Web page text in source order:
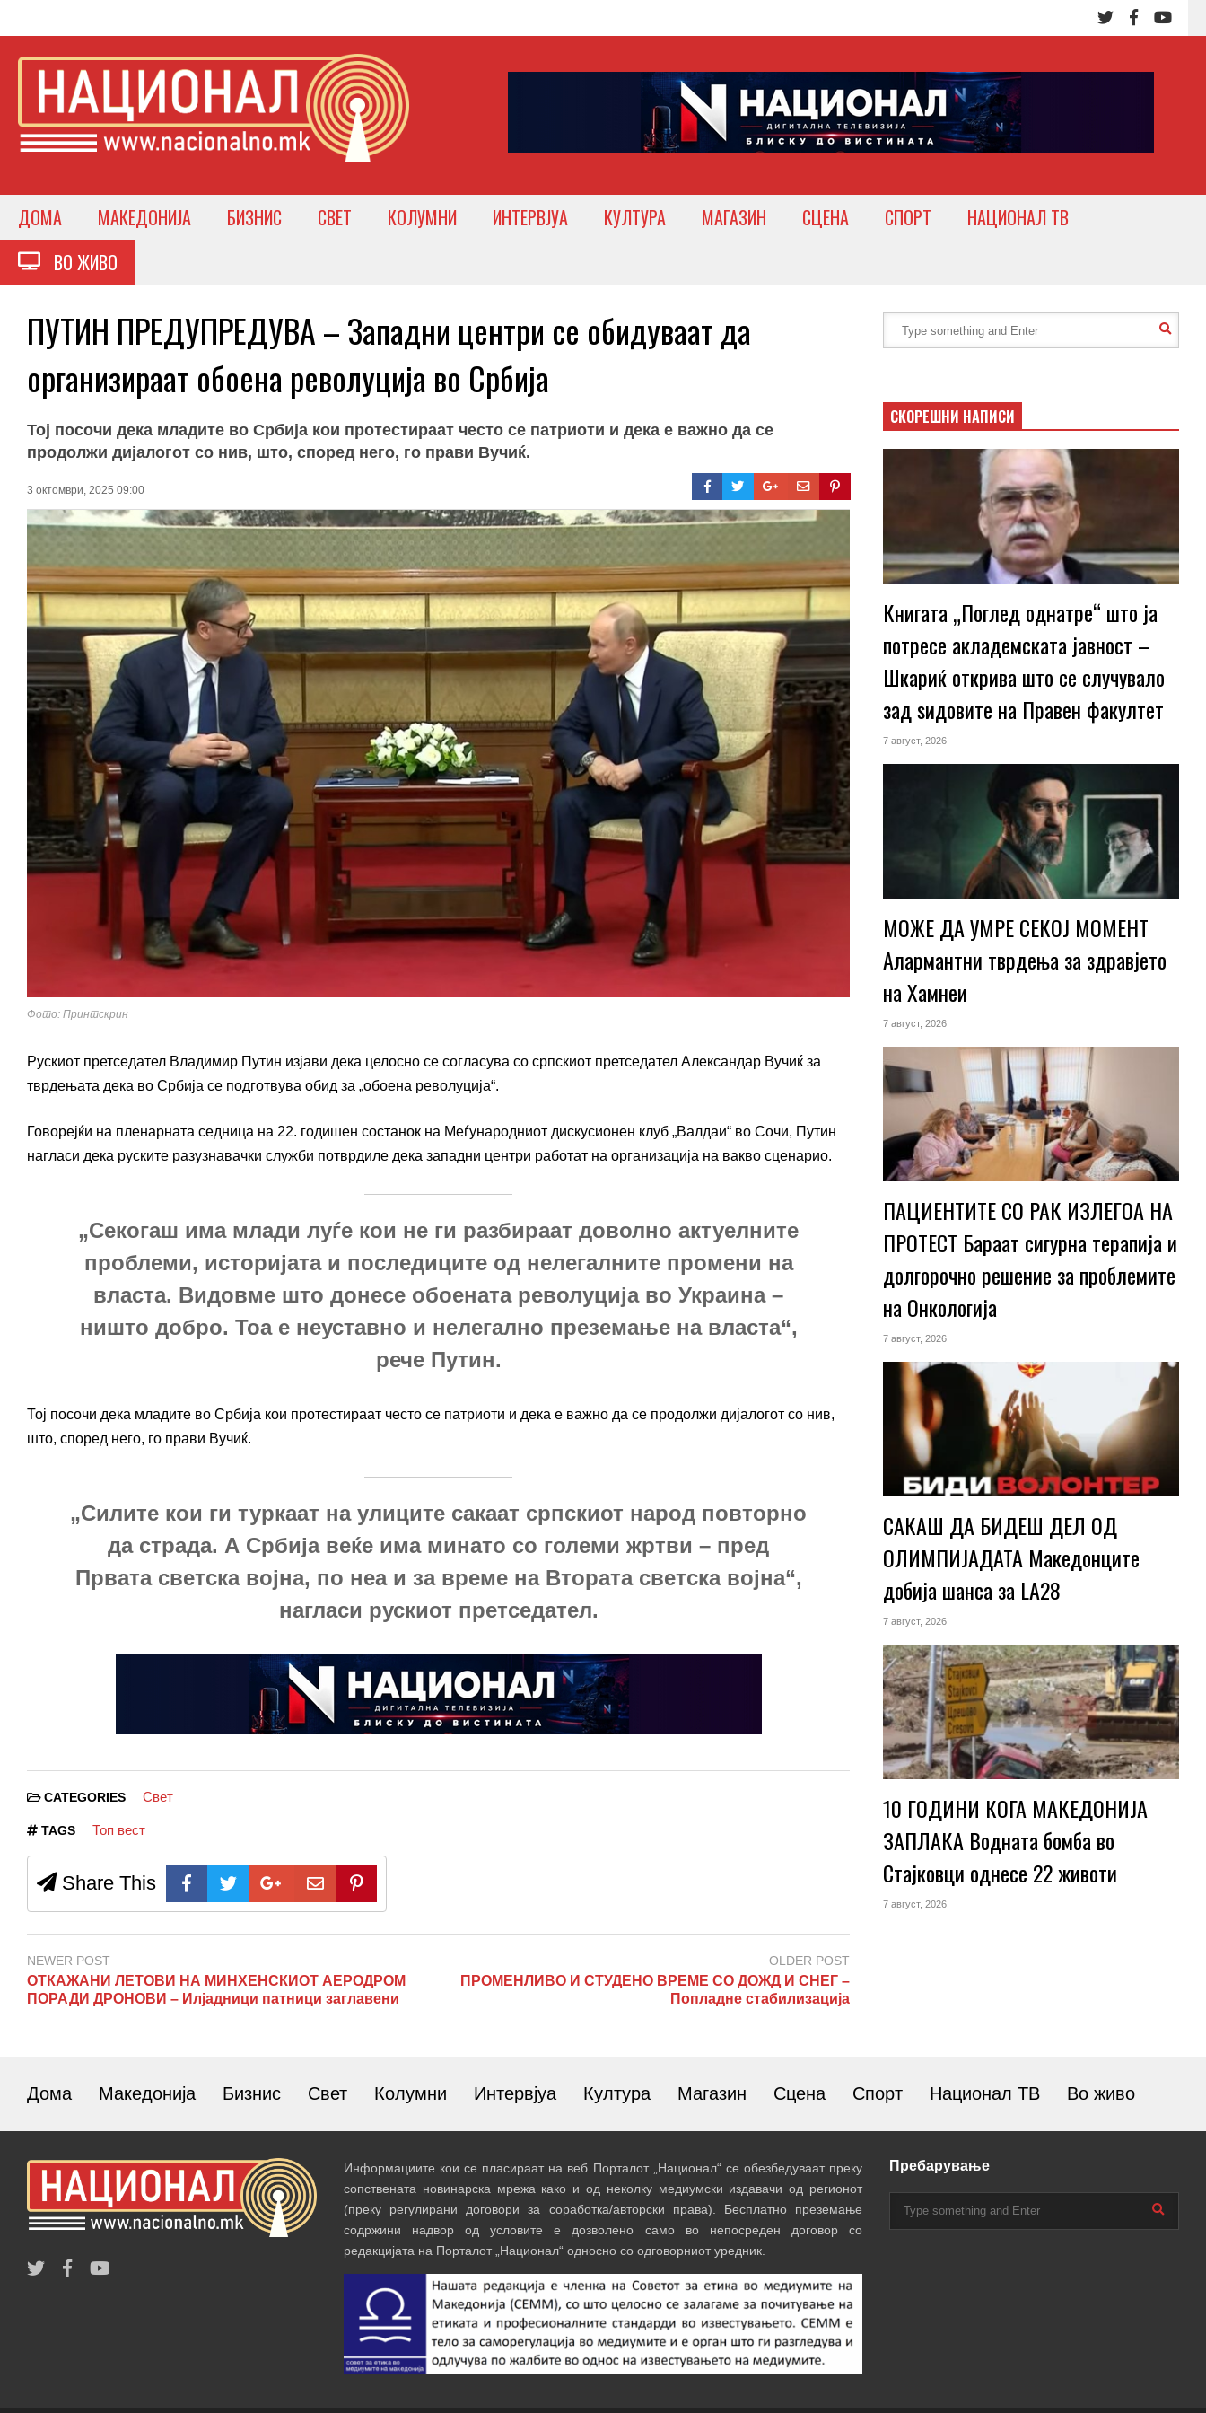
ДОМА МАКЕДОНИЈА БИЗНИС СВЕТ КОЛУМНИ ИНТЕРВЈУА КУЛТУРА МАГАЗИН СЦЕНА СПОРТ
НАЦИОНАЛ ТВ
ВО ЖИВО
ПУТИН ПРЕДУПРЕДУВА – Западни центри се обидуваат да
организираат обоена револуција во Србија
Тој посочи дека младите во Србија кои протестираат често се патриоти и дека е важно да се
продолжи дијалогот со нив, што, според него, го прави Вучиќ.
3 октомври, 2025 09:00
Фото: Принтскрин
Рускиот претседател Владимир Путин изјави дека целосно се согласува со српскиот претседател Александар Вучиќ за
тврдењата дека во Србија се подготвува обид за „обоена револуција“.
Говорејќи на пленарната седница на 22. годишен состанок на Меѓународниот дискусионен клуб „Валдаи“ во Сочи, Путин
нагласи дека руските разузнавачки служби потврдиле дека западни центри работат на организација на вакво сценарио.
„Секогаш има млади луѓе кои не ги разбираат доволно актуелните
проблеми, историјата и последиците од нелегалните промени на
власта. Видовме што донесе обоената револуција во Украина –
ништо добро. Тоа е неуставно и нелегално преземање на власта“,
рече Путин.
Тој посочи дека младите во Србија кои протестираат често се патриоти и дека е важно да се продолжи дијалогот со нив,
што, според него, го прави Вучиќ.
„Силите кои ги туркаат на улиците сакаат српскиот народ повторно
да страда. А Србија веќе има минато со големи жртви – пред
Првата светска војна, по неа и за време на Втората светска војна“,
нагласи рускиот претседател.
CATEGORIES Свет
TAGS Топ вест
Share This
NEWER POST
ОТКАЖАНИ ЛЕТОВИ НА МИНХЕНСКИОТ АЕРОДРОМ
ПОРАДИ ДРОНОВИ – Илјадници патници заглавени
OLDER POST
ПРОМЕНЛИВО И СТУДЕНО ВРЕМЕ СО ДОЖД И СНЕГ –
Попладне стабилизација
СКОРЕШНИ НАПИСИ
Книгата „Поглед однатре“ што ја
потресе акладемската јавност –
Шкариќ открива што се случувало
зад ѕидовите на Правен факултет
7 август, 2026
МОЖЕ ДА УМРЕ СЕКОЈ МОМЕНТ
Алармантни тврдења за здравјето
на Хамнеи
7 август, 2026
ПАЦИЕНТИТЕ СО РАК ИЗЛЕГОА НА
ПРОТЕСТ Бараат сигурна терапија и
долгорочно решение за проблемите
на Онкологија
7 август, 2026
САКАШ ДА БИДЕШ ДЕЛ ОД
ОЛИМПИЈАДАТА Македонците
добија шанса за LA28
7 август, 2026
10 ГОДИНИ КОГА МАКЕДОНИЈА
ЗАПЛАКА Водната бомба во
Стајковци однесе 22 животи
7 август, 2026
Дома Македонија Бизнис Свет Колумни Интервјуа Култура Магазин Сцена Спорт Национал ТВ Во живо
Информациите кои се пласираат на веб Порталот „Национал“ се обезбедуваат преку
сопствената новинарска мрежа како и од неколку медиумски издавачи од регионот
(преку регулирани договори за соработка/авторски права). Бесплатно преземање
содржини надвор од условите е дозволено само во непосреден договор со
редакцијата на Порталот „Национал“ односно со одговорниот уредник.
Пребарување